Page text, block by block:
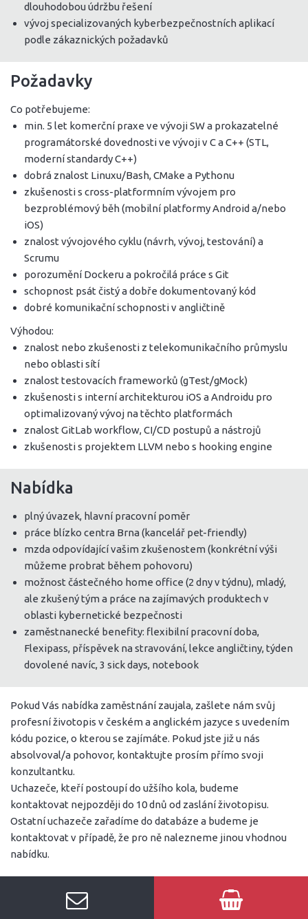
dlouhodobou údržbu řešení
vývoj specializovaných kyberbezpečnostních aplikací
podle zákaznických požadavků
Požadavky
Co potřebujeme:
min. 5 let komerční praxe ve vývoji SW a prokazatelné
programátorské dovednosti ve vývoji v C a C++ (STL,
moderní standardy C++)
dobrá znalost Linuxu/Bash, CMake a Pythonu
zkušenosti s cross-platformním vývojem pro
bezproblémový běh (mobilní platformy Android a/nebo
iOS)
znalost vývojového cyklu (návrh, vývoj, testování) a
Scrumu
porozumění Dockeru a pokročilá práce s Git
schopnost psát čistý a dobře dokumentovaný kód
dobré komunikační schopnosti v angličtině
Výhodou:
znalost nebo zkušenosti z telekomunikačního průmyslu
nebo oblasti sítí
znalost testovacích frameworků (gTest/gMock)
zkušenosti s interní architekturou iOS a Androidu pro
optimalizovaný vývoj na těchto platformách
znalost GitLab workflow, CI/CD postupů a nástrojů
zkušenosti s projektem LLVM nebo s hooking engine
Nabídka
plný úvazek, hlavní pracovní poměr
práce blízko centra Brna (kancelář pet-friendly)
mzda odpovídající vašim zkušenostem (konkrétní výši
můžeme probrat během pohovoru)
možnost částečného home office (2 dny v týdnu), mladý,
ale zkušený tým a práce na zajímavých produktech v
oblasti kybernetické bezpečnosti
zaměstnanecké benefity: flexibilní pracovní doba,
Flexipass, příspěvek na stravování, lekce angličtiny, týden
dovolené navíc, 3 sick days, notebook
Pokud Vás nabídka zaměstnání zaujala, zašlete nám svůj
profesní životopis v českém a anglickém jazyce s uvedením
kódu pozice, o kterou se zajímáte. Pokud jste již u nás
absolvoval/a pohovor, kontaktujte prosím přímo svoji
konzultantku.
Uchazeče, kteří postoupí do užšího kola, budeme
kontaktovat nejpozději do 10 dnů od zaslání životopisu.
Ostatní uchazeče zařadíme do databáze a budeme je
kontaktovat v případě, že pro ně nalezneme jinou vhodnou
nabídku.